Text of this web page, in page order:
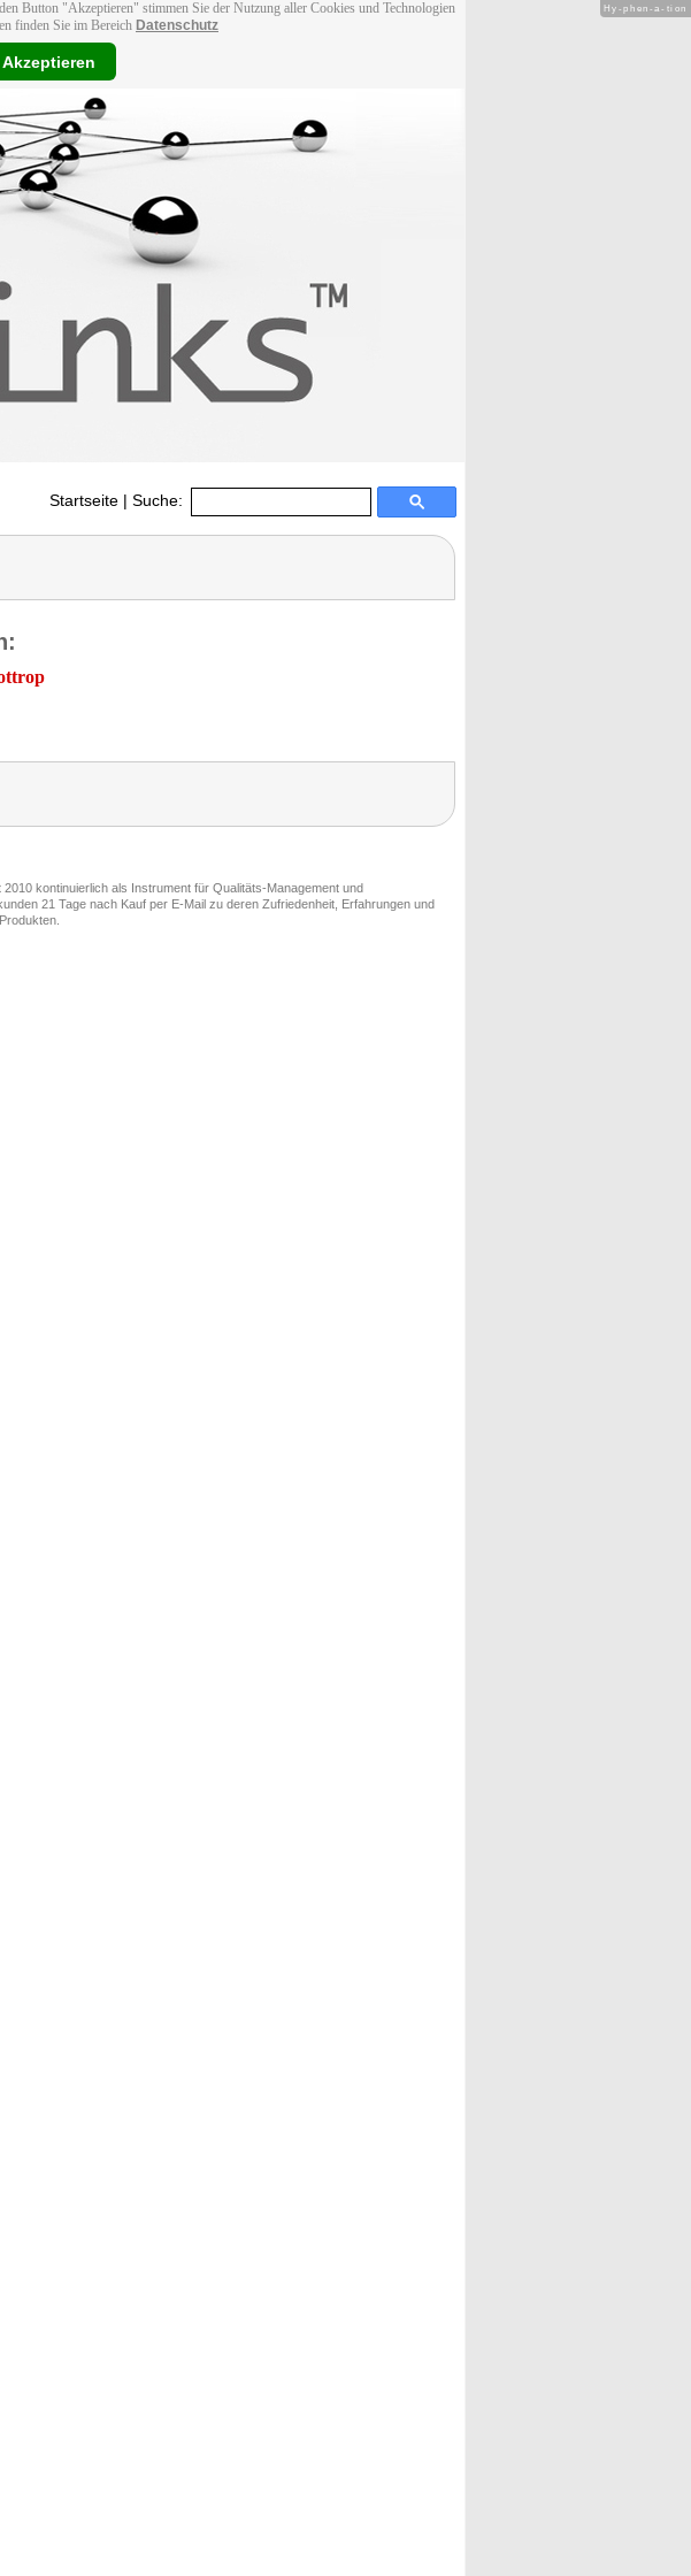
Button "Akzeptieren" stimmen Sie der Nutzung aller Cookies und Technologien
finden Sie im Bereich Datenschutz
Akzeptieren
Startseite | Suche:
kontinuierlich als Instrument für Qualitäts-Management und
21 Tage nach Kauf per E-Mail zu deren Zufriedenheit, Erfahrungen und
Hy-phen-a-tion